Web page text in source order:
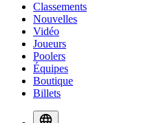
Classements
Nouvelles
Vidéo
Joueurs
Poolers
Équipes
Boutique
Billets